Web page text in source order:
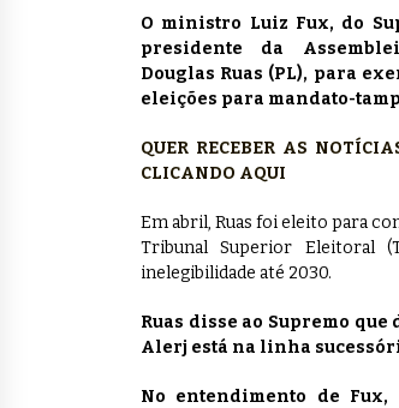
O ministro Luiz Fux, do
presidente da
Douglas Ruas (PL), para
eleições para mandato-
QUER RECEBER AS
CLICANDO AQUI
Em abril, Ruas foi eleito para
Tribunal Superior Eleitoral
inelegibilidade até 2030.
Ruas disse ao Supremo
Alerj está na linha
No entendimento de Fux,